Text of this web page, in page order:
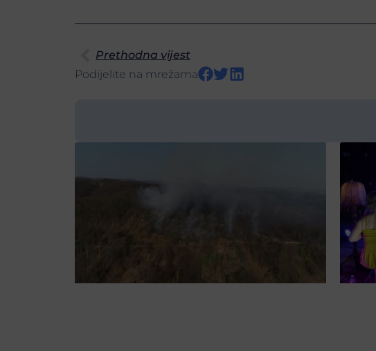
Prethodna vijest
Podijelite na mrežama